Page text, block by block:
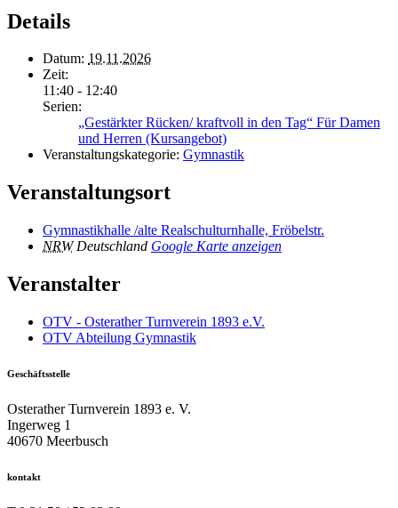
Details
Datum: 19.11.2026
Zeit:
11:40 - 12:40
Serien:
„Gestärkter Rücken/ kraftvoll in den Tag“ Für Damen
und Herren (Kursangebot)
Veranstaltungskategorie: Gymnastik
Veranstaltungsort
Gymnastikhalle /alte Realschulturnhalle, Fröbelstr.
NRW Deutschland Google Karte anzeigen
Veranstalter
OTV - Osterather Turnverein 1893 e.V.
OTV Abteilung Gymnastik
Geschäftsstelle
Osterather Turnverein 1893 e. V.
Ingerweg 1
40670 Meerbusch
kontakt